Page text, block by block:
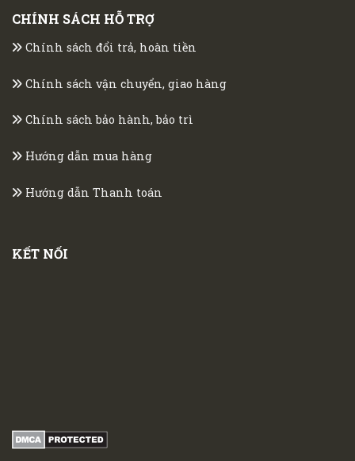
CHÍNH SÁCH HỖ TRỢ
Chính sách đổi trả, hoàn tiền
Chính sách vận chuyển, giao hàng
Chính sách bảo hành, bảo trì
Hướng dẫn mua hàng
Hướng dẫn Thanh toán
KẾT NỐI